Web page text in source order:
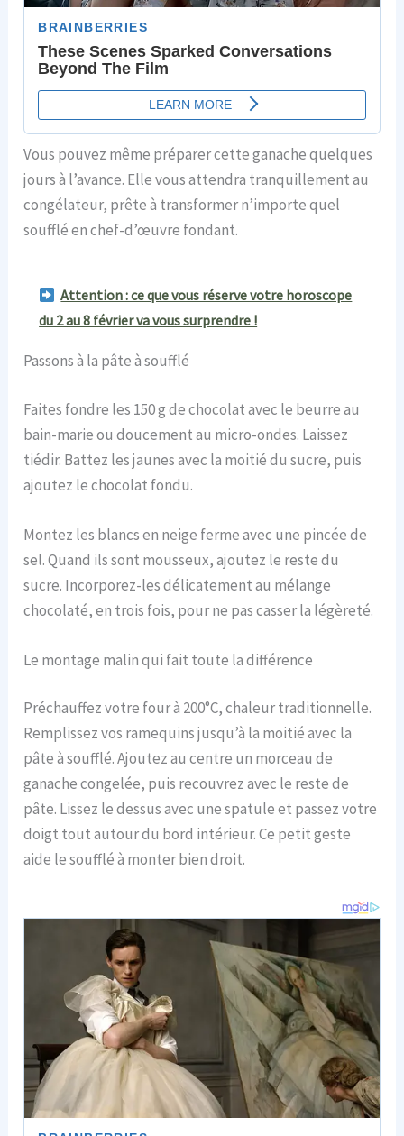
Vous pouvez même préparer cette ganache quelques
jours à l’avance. Elle vous attendra tranquillement au
congélateur, prête à transformer n’importe quel
soufflé en chef-d’œuvre fondant.
Attention : ce que vous réserve votre horoscope
du 2 au 8 février va vous surprendre !
Passons à la pâte à soufflé
Faites fondre les 150 g de chocolat avec le beurre au
bain-marie ou doucement au micro-ondes. Laissez
tiédir. Battez les jaunes avec la moitié du sucre, puis
ajoutez le chocolat fondu.
Montez les blancs en neige ferme avec une pincée de
sel. Quand ils sont mousseux, ajoutez le reste du
sucre. Incorporez-les délicatement au mélange
chocolaté, en trois fois, pour ne pas casser la légèreté.
Le montage malin qui fait toute la différence
Préchauffez votre four à 200°C, chaleur traditionnelle.
Remplissez vos ramequins jusqu’à la moitié avec la
pâte à soufflé. Ajoutez au centre un morceau de
ganache congelée, puis recouvrez avec le reste de
pâte. Lissez le dessus avec une spatule et passez votre
doigt tout autour du bord intérieur. Ce petit geste
aide le soufflé à monter bien droit.